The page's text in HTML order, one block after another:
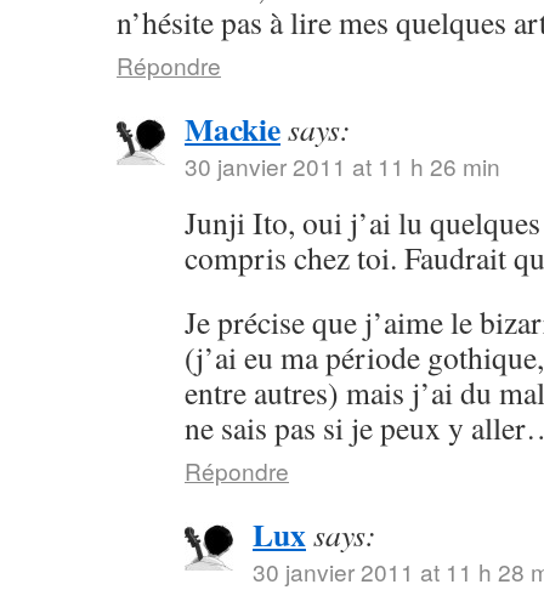
n’hésite pas à lire mes quelques
Répondre
Mackiesays:
30 janvier 2011 at 11 h 26 min
Junji Ito, oui j’ai lu
compris chez toi. Faudrait
Je précise que j’aime le
(j’ai eu ma période
entre autres) mais j’ai du
ne sais pas si je peux y
Répondre
Luxsays:
30 janvier 2011 at 11 h 28